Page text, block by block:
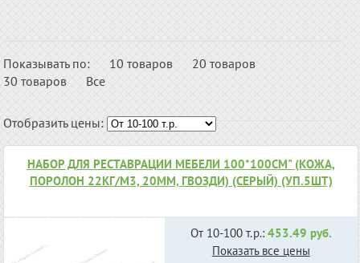
Показывать по: 10 товаров
20 товаров
30 товаров
Все
Отобразить цены:
НАБОР ДЛЯ РЕСТАВРАЦИИ МЕБЕЛИ 100*100СМ" (КОЖА,
ПОРОЛОН 22КГ/М3, 20ММ, ГВОЗДИ) (СЕРЫЙ) (УП.5ШТ)
От 10-100 т.р.: 453.49 руб.
Показать все цены